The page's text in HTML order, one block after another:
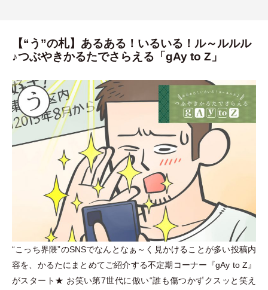
【“う”の札】あるある！いるいる！ル～ルルル
♪つぶやきかるたでさらえる「gAy to Z」
“こっち界隈”のSNSでなんとなぁ～く見かけることが多い投稿内
容を、かるたにまとめてご紹介する不定期コーナー『gAy to Z』
がスタート★ お笑い第7世代に倣い“誰も傷つかずクスッと笑え